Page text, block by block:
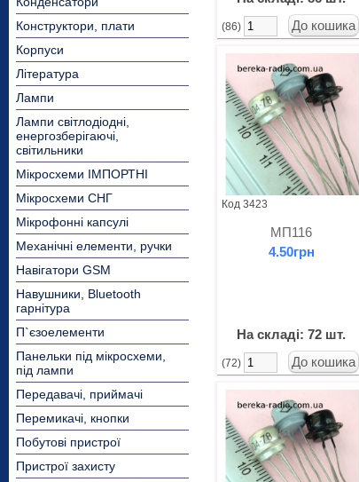
Конструктори, плати
Корпуси
Література
Лампи
Лампи світлодіодні,
енергозберігаючі,
світильники
Мікросхеми ІМПОРТНІ
Мікросхеми СНГ
Мікрофонні капсулі
Механічні елементи, ручки
Навігатори GSM
Навушники, Bluetooth
гарнітура
П`єзоелементи
Панельки під мікросхеми,
під лампи
Передавачі, приймачі
Перемикачі, кнопки
Побутові пристрої
Пристрої захисту
(86)
Код 3423
МП116
4.50грн
На складі: 72 шт.
(72)